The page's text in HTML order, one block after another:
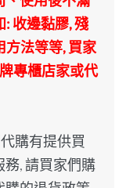
收邊黏膠, 殘
方法等等, 買家
專櫃店家或代
購有提供買
, 請買家們購